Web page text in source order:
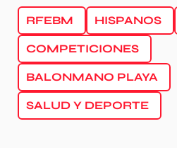
RFEBM HISPANOS
COMPETICIONES
BALONMANO PLAYA
SALUD Y DEPORTE